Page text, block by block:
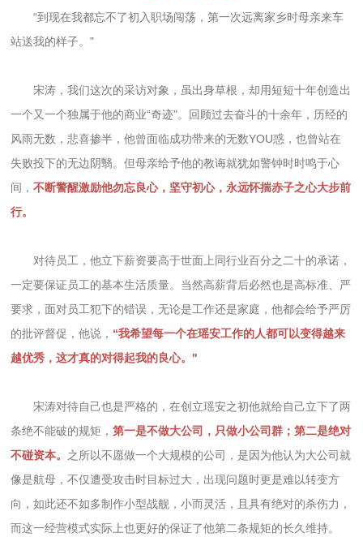
“到现在我都忘不了初入职场闯荡，第一次远离家乡时母亲来车
站送我的样子。"
宋涛，我们这次的采访对象，虽出身草根，却用短短十年创造出
一个又一个独属于他的商业“奇迹"。回顾过去奋斗的十余年，历经的
风雨无数，悲喜掺半，他曾面临成功带来的无数YOU惑，也曾站在
失败投下的无边阴翳。但母亲给予他的教诲就犹如警钟时时鸣于心
间，不断警醒激励他勿忘良心，坚守初心，永远怀揣赤子之心大步前
行。
对待员工，他立下薪资要高于世面上同行业百分之二十的承诺，
一定要保证员工的基本生活质量。当然高薪背后必然也是高标准、严
要求，面对员工犯下的错误，无论是工作还是家庭，他都会给予严厉
的批评督促，他说， “我希望每一个在瑶安工作的人都可以变得越来
越优秀，这才真的对得起我的良心。"
宋涛对待自己也是严格的，在创立瑶安之初他就给自己立下了两
条绝不能破的规矩，第一是不做大公司，只做小公司群；第二是绝对
不碰资本。 之所以不愿做一个大规模的公司，是因为他认为大公司就
像是航母，不仅遭受攻击时目标过大，出现问题时更是难以转变方
向，如此还不如多制作小型战舰，小而灵活，且具有绝对的杀伤力，
而这一经营模式实际上也更好的保证了他第二条规矩的长久维持。